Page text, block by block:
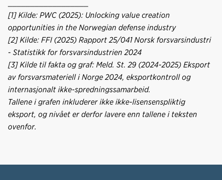
[1] Kilde: PWC (2025): Unlocking value creation
opportunities in the Norwegian defense industry
[2] Kilde: FFI (2025) Rapport 25/041 Norsk forsvarsindustri
- Statistikk for forsvarsindustrien 2024
[3] Kilde til fakta og graf: Meld. St. 29 (2024-2025) Eksport
av forsvarsmateriell i Norge 2024, eksportkontroll og
internasjonalt ikke-spredningssamarbeid.
Tallene i grafen inkluderer ikke ikke-lisensenspliktig
eksport, og nivået er derfor lavere enn tallene i teksten
ovenfor.